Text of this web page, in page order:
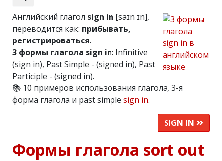
Английский глагол sign in [saɪn ɪn],
переводится как: прибывать,
регистрироваться.
3 формы глагола sign in: Infinitive
(sign in), Past Simple - (signed in), Past
Participle - (signed in).
📚 10 примеров использования глагола, 3-я
форма глагола и past simple sign in.
SIGN IN
Формы глагола sort out